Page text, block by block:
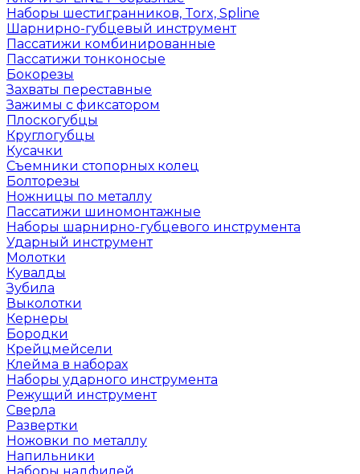
Наборы шестигранников, Torx, Spline
Шарнирно-губцевый инструмент
Пассатижи комбинированные
Пассатижи тонконосые
Бокорезы
Захваты переставные
Зажимы с фиксатором
Плоскогубцы
Круглогубцы
Кусачки
Съемники стопорных колец
Болторезы
Ножницы по металлу
Пассатижи шиномонтажные
Наборы шарнирно-губцевого инструмента
Ударный инструмент
Молотки
Кувалды
Зубила
Выколотки
Кернеры
Бородки
Крейцмейсели
Клейма в наборах
Наборы ударного инструмента
Режущий инструмент
Сверла
Развертки
Ножовки по металлу
Напильники